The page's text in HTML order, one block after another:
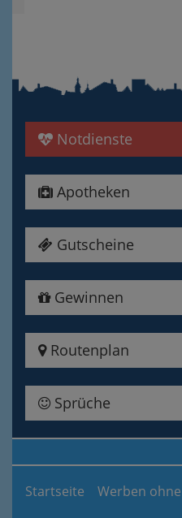
Notdienste
Apotheken
Gutscheine
Gewinnen
Routenplan
Sprüche
Startseite Werben